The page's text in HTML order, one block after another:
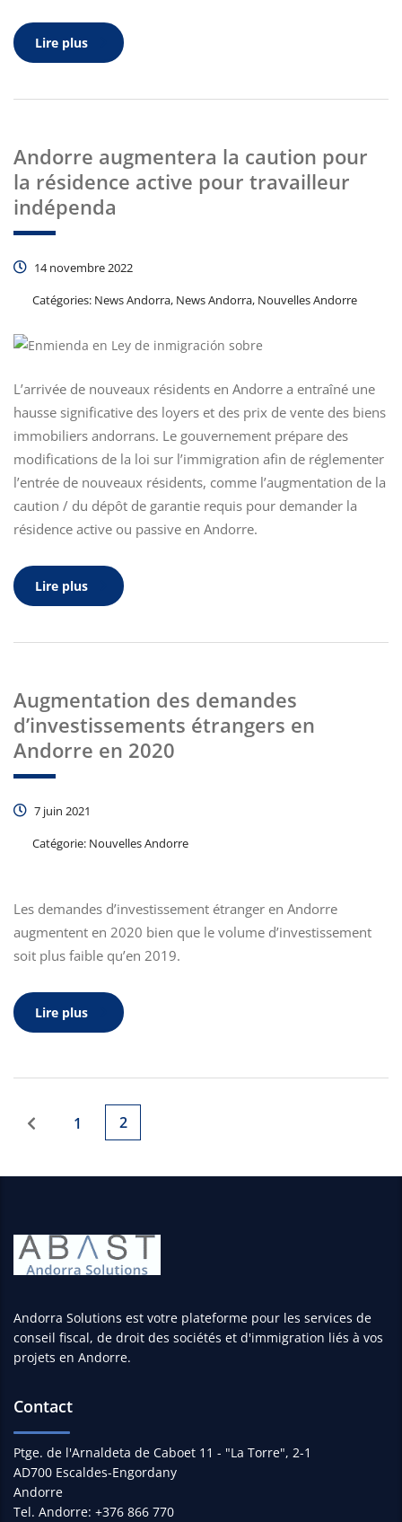
Lire plus
Andorre augmentera la caution pour
la résidence active pour travailleur
indépenda
14 novembre 2022
Catégories: News Andorra, News Andorra, Nouvelles Andorre
L’arrivée de nouveaux résidents en Andorre a entraîné une
hausse significative des loyers et des prix de vente des biens
immobiliers andorrans. Le gouvernement prépare des
modifications de la loi sur l’immigration afin de réglementer
l’entrée de nouveaux résidents, comme l’augmentation de la
caution / du dépôt de garantie requis pour demander la
résidence active ou passive en Andorre.
Lire plus
Augmentation des demandes
d’investissements étrangers en
Andorre en 2020
7 juin 2021
Catégorie: Nouvelles Andorre
Les demandes d’investissement étranger en Andorre
augmentent en 2020 bien que le volume d’investissement
soit plus faible qu’en 2019.
Lire plus
1 2
Andorra Solutions est votre plateforme pour les services de
conseil fiscal, de droit des sociétés et d'immigration liés à vos
projets en Andorre.
Contact
Ptge. de l'Arnaldeta de Caboet 11 - "La Torre", 2-1
AD700 Escaldes-Engordany
Andorre
Tel. Andorre: +376 866 770